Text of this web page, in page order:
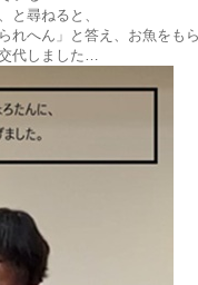
と尋ねると、
れへん」と答え、お魚をも
代しました…